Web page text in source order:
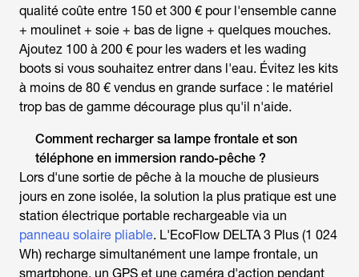
qualité coûte entre 150 et 300 € pour l'ensemble canne
+ moulinet + soie + bas de ligne + quelques mouches.
Ajoutez 100 à 200 € pour les waders et les wading
boots si vous souhaitez entrer dans l'eau. Évitez les kits
à moins de 80 € vendus en grande surface : le matériel
trop bas de gamme décourage plus qu'il n'aide.
Comment recharger sa lampe frontale et son
téléphone en immersion rando-pêche ?
Lors d'une sortie de pêche à la mouche de plusieurs
jours en zone isolée, la solution la plus pratique est une
station électrique portable rechargeable via un
panneau solaire pliable. L'EcoFlow DELTA 3 Plus (1 024
Wh) recharge simultanément une lampe frontale, un
smartphone, un GPS et une caméra d'action pendant